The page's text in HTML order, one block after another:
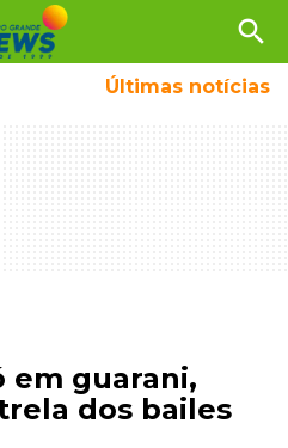
search
Últimas notícias
em guarani,
dos bailes